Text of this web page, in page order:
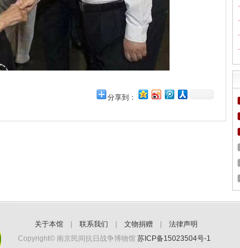
分享到：
·
·
·
·
关于本馆| 联系我们 文物捐赠| 法律声明
Copyright© 南京民间抗日战争博物馆 苏ICP备15023504号-1